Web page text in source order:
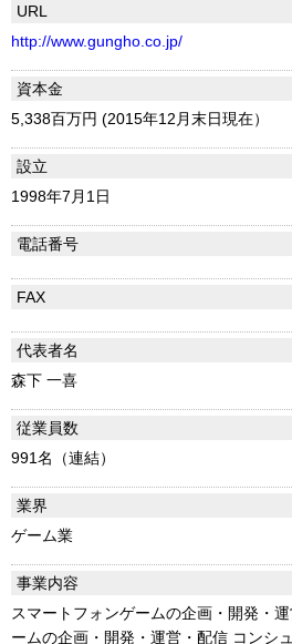
URL
http://www.gungho.co.jp/
資本金
5,338百万円 (2015年12月末日現在）
設立
1998年7月1日
電話番号
FAX
代表者名
森下 一喜
従業員数
991名（連結）
業界
ゲーム業
事業内容
スマートフォンゲームの企画・開発・
ームの企画・開発・運営・配信 コンシ